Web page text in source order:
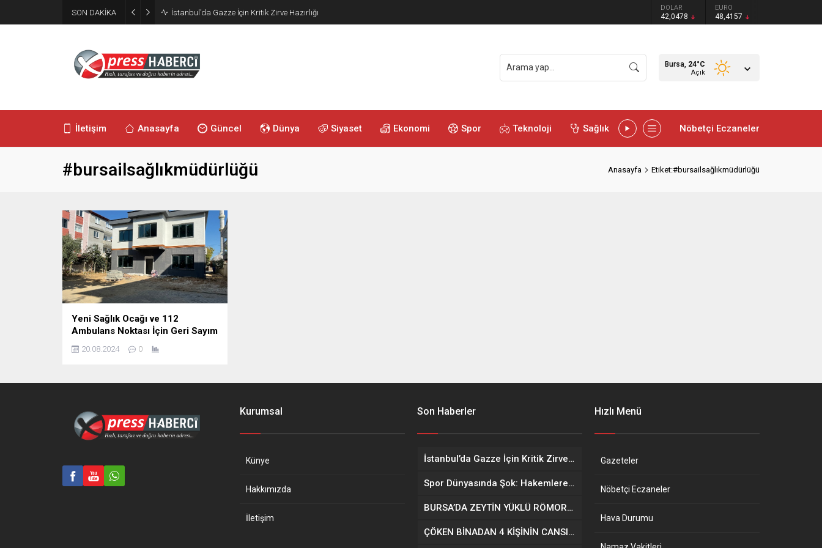
SON DAKİKA İstanbul’da Gazze İçin Kritik Zirve Hazırlığı DOLAR
42,0478
EURO
48,4157
Bursa, 24°C
Açık
İletişim Anasayfa Güncel Dünya Siyaset Ekonomi Spor Teknoloji Sağlık Nöbetçi Eczaneler
#bursailsağlıkmüdürlüğü Anasayfa Etiket:#bursailsağlıkmüdürlüğü
Yeni Sağlık Ocağı ve 112
Ambulans Noktası İçin Geri Sayım
20.08.2024 0
Kurumsal
Künye
Hakkımızda
İletişim
Son Haberler
İstanbul’da Gazze İçin Kritik Zirve Hazırlığı
Spor Dünyasında Şok: Hakemlere Toplu Görev Yasağı
BURSA’DA ZEYTİN YÜKLÜ RÖMORK DEVRİLDİ: 3 YARALI
ÇÖKEN BİNADAN 4 KİŞİNİN CANSIZ BEDENİ ÇIKARILDI
Hızlı Menü
Gazeteler
Nöbetçi Eczaneler
Hava Durumu